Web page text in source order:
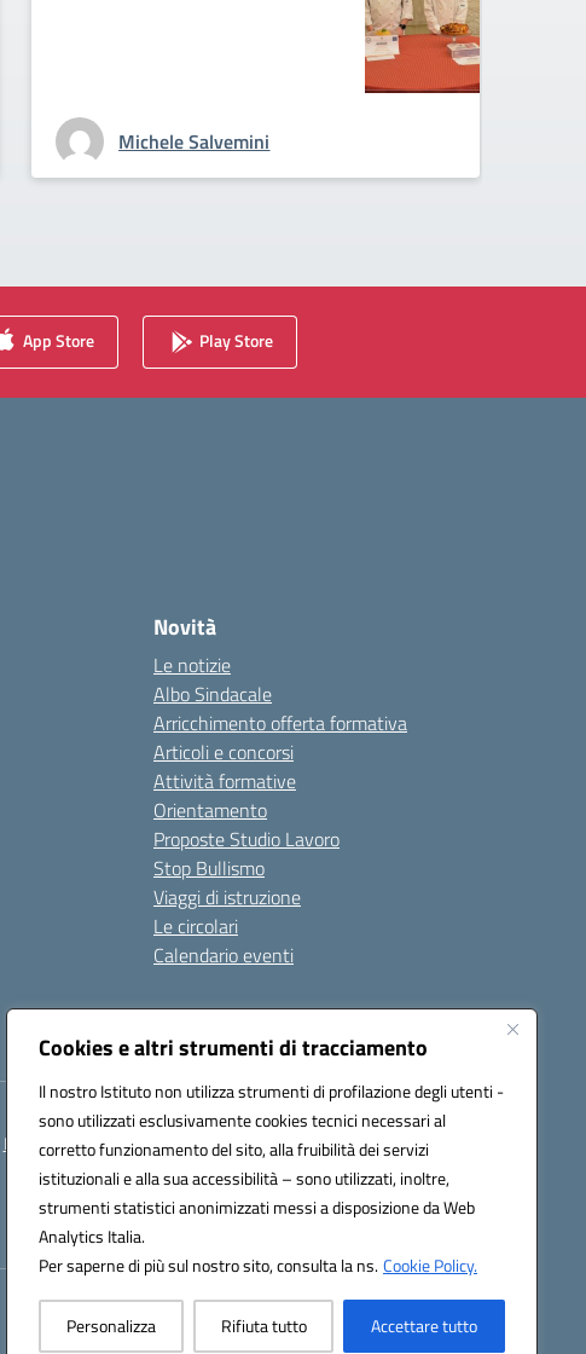
Cookies e altri strumenti di tracciamento
Il nostro Istituto non utilizza strumenti di profilazione degli utenti -
sono utilizzati esclusivamente cookies tecnici necessari al
corretto funzionamento del sito, alla fruibilità dei servizi
istituzionali e alla sua accessibilità – sono utilizzati, inoltre,
strumenti statistici anonimizzati messi a disposizione da Web
Analytics Italia.
Per saperne di più sul nostro sito, consulta la ns.Cookie Policy.
Personalizza Rifiuta tutto Accettare tutto
Michele Salvemini
App Store Play Store
Novità
Le notizie
Albo Sindacale
Arricchimento offerta formativa
Articoli e concorsi
Attività formative
Orientamento
Proposte Studio Lavoro
Stop Bullismo
Viaggi di istruzione
Le circolari
Calendario eventi
Seguici su:
BARH04000D@pec.istruzione.it